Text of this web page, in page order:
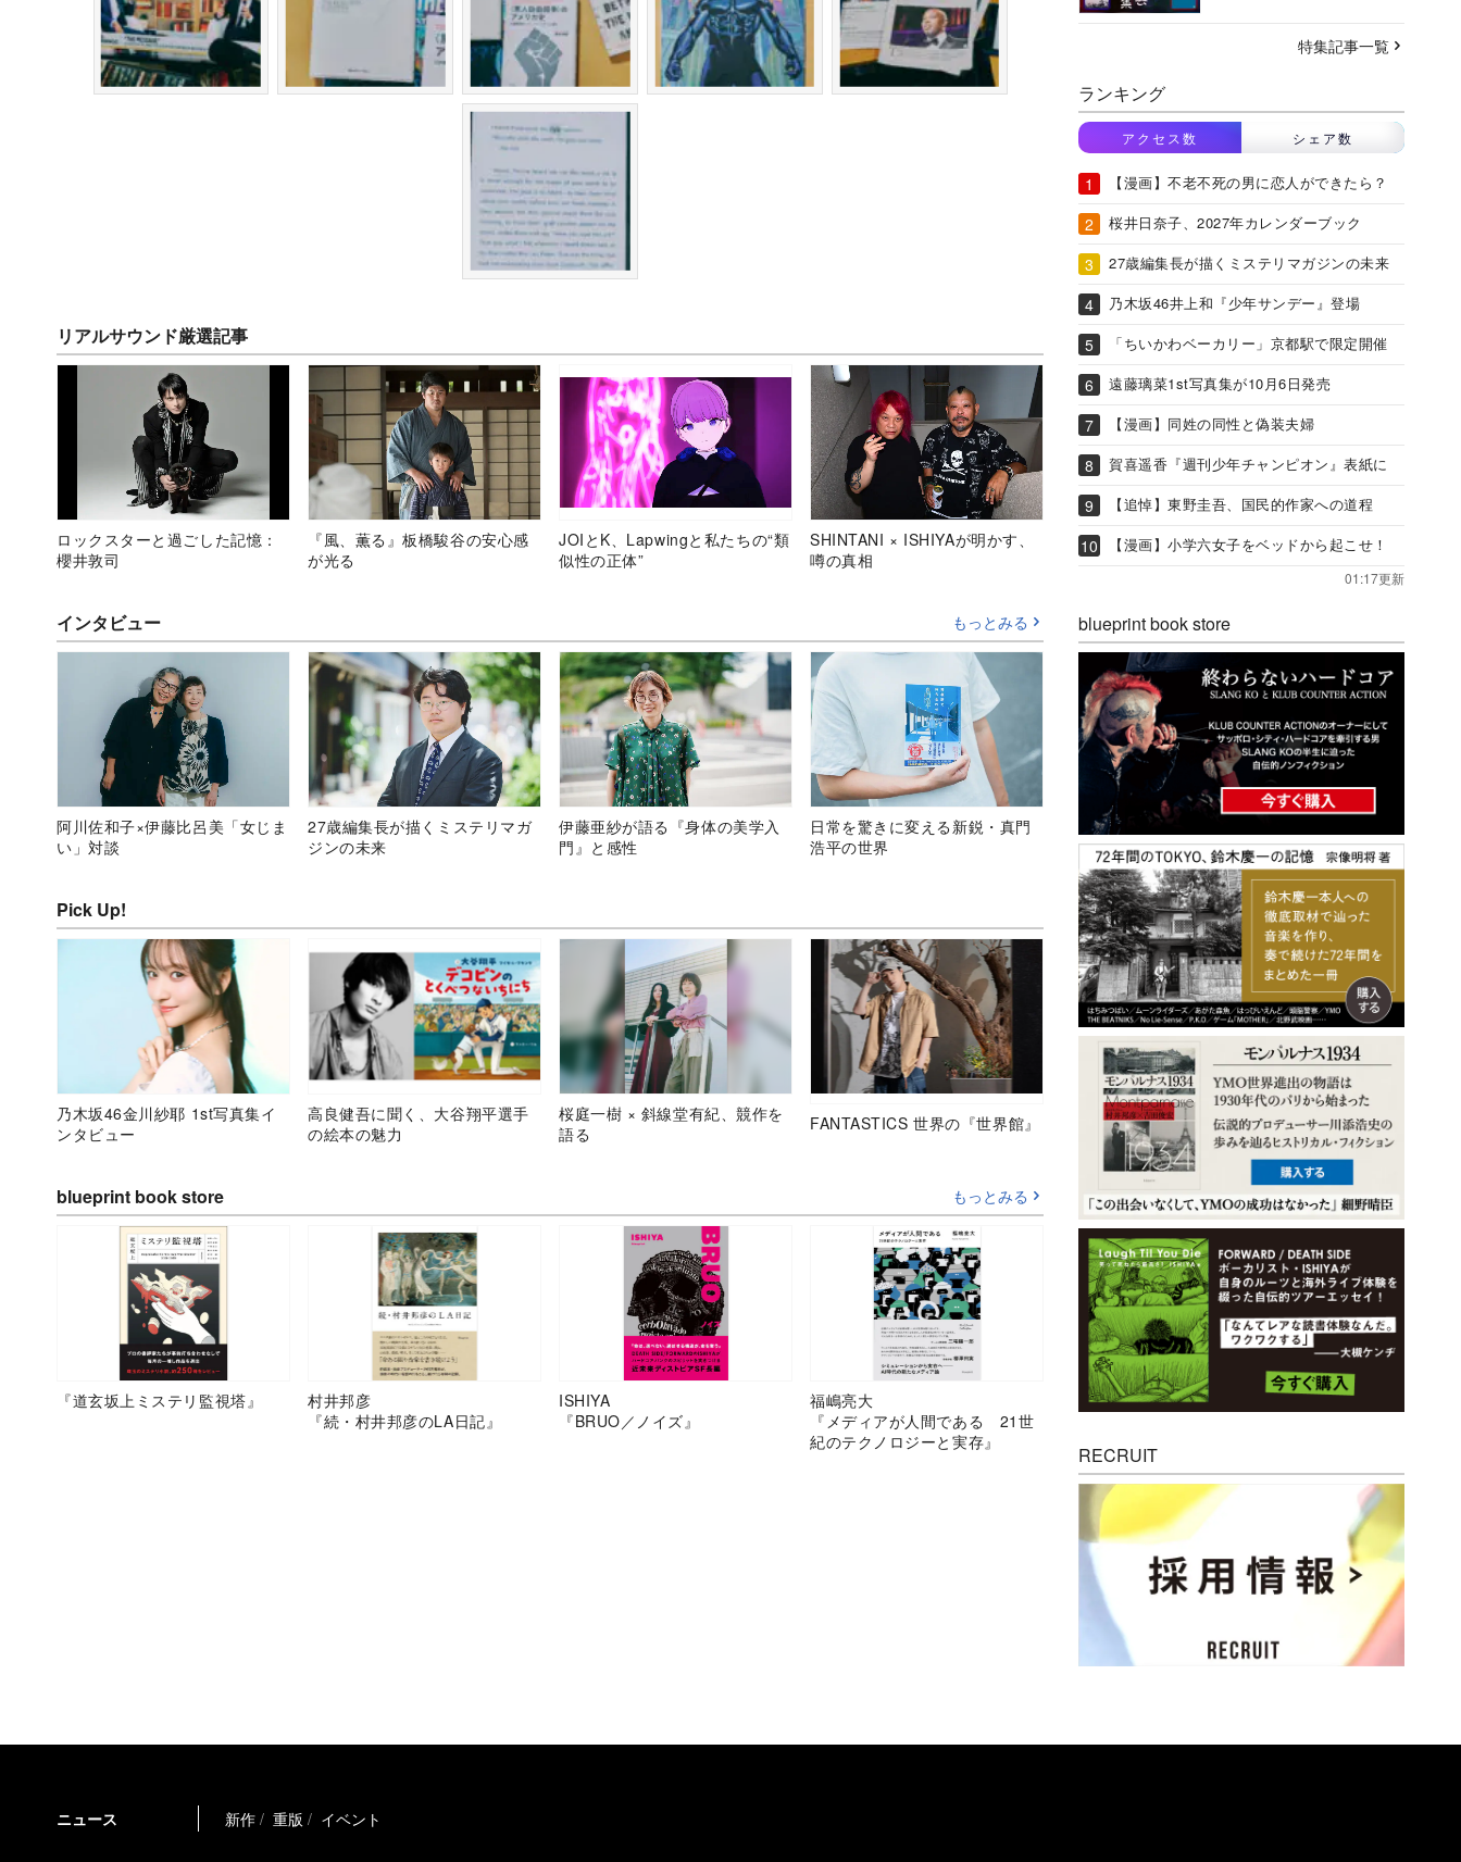
リアルサウンド厳選記事
ロックスターと過ごした記憶：
櫻井敦司
『風、薫る』板橋駿谷の安心感
が光る
JOIとK、Lapwingと私たちの“類
似性の正体”
SHINTANI × ISHIYAが明かす、
噂の真相
インタビュー もっとみる
阿川佐和子×伊藤比呂美「女じま
い」対談
27歳編集長が描くミステリマガ
ジンの未来
伊藤亜紗が語る『身体の美学入
門』と感性
日常を驚きに変える新鋭・真門
浩平の世界
Pick Up!
乃木坂46金川紗耶 1st写真集イ
ンタビュー
高良健吾に聞く、大谷翔平選手
の絵本の魅力
桜庭一樹 × 斜線堂有紀、競作を
語る
FANTASTICS 世界の『世界館』
blueprint book store もっとみる
『道玄坂上ミステリ監視塔』
村井邦彦
『続・村井邦彦のLA日記』
ISHIYA
『BRUO／ノイズ』
福嶋亮大
『メディアが人間である 21世
紀のテクノロジーと実存』
特集記事一覧
ランキング
アクセス数 シェア数
【漫画】不老不死の男に恋人ができたら？
桜井日奈子、2027年カレンダーブック
27歳編集長が描くミステリマガジンの未来
乃木坂46井上和『少年サンデー』登場
「ちいかわベーカリー」京都駅で限定開催
遠藤璃菜1st写真集が10月6日発売
【漫画】同姓の同性と偽装夫婦
賀喜遥香『週刊少年チャンピオン』表紙に
【追悼】東野圭吾、国民的作家への道程
【漫画】小学六女子をベッドから起こせ！
01:17更新
blueprint book store
RECRUIT
ニュース 新作 重版 イベント